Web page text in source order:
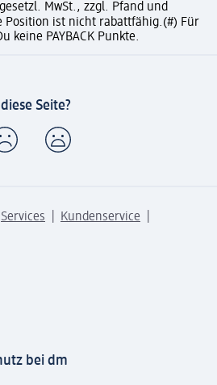
MwSt., zzgl. Pfand und
Position ist nicht rabattfähig.(#) Für
keine PAYBACK Punkte.
Seite?
Services
Kundenservice
bei dm